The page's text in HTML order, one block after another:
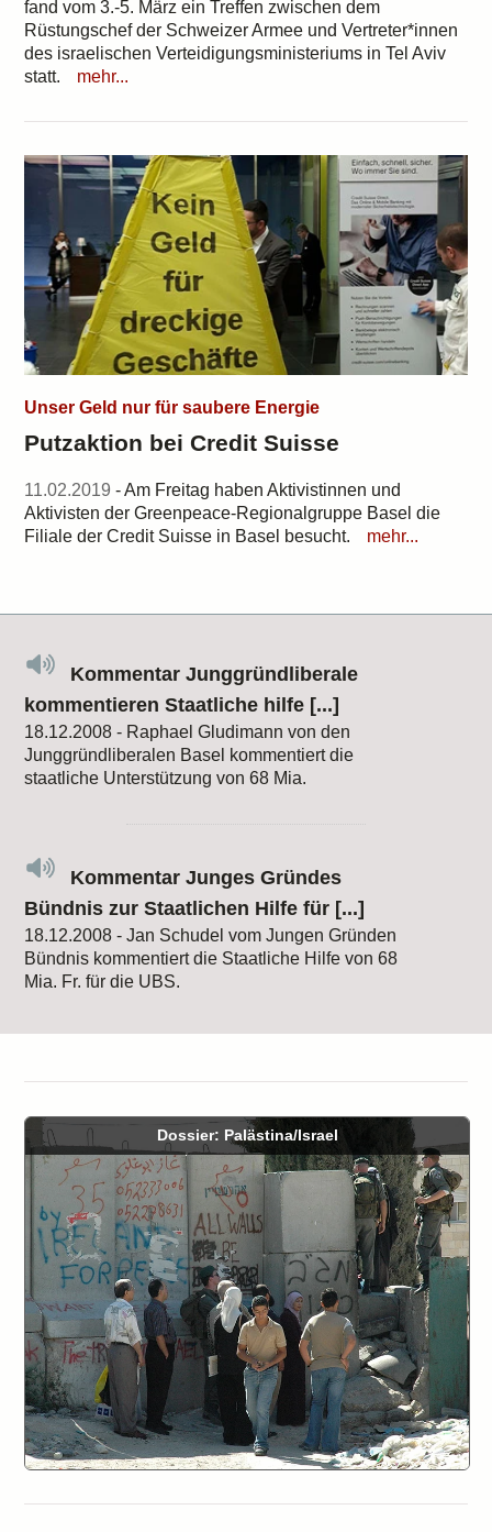
fand vom 3.-5. März ein Treffen zwischen dem
Rüstungschef der Schweizer Armee und Vertreter*innen
des israelischen Verteidigungsministeriums in Tel Aviv
statt.
mehr...
Unser Geld nur für saubere Energie
Putzaktion bei Credit Suisse
11.02.2019 - Am Freitag haben Aktivistinnen und
Aktivisten der Greenpeace-Regionalgruppe Basel die
Filiale der Credit Suisse in Basel besucht.
mehr...
Kommentar Junggründliberale
kommentieren Staatliche hilfe [...]
18.12.2008 - Raphael Gludimann von den
Junggründliberalen Basel kommentiert die
staatliche Unterstützung von 68 Mia.
Kommentar Junges Gründes
Bündnis zur Staatlichen Hilfe für [...]
18.12.2008 - Jan Schudel vom Jungen Gründen
Bündnis kommentiert die Staatliche Hilfe von 68
Mia. Fr. für die UBS.
Dossier: Palästina/Israel